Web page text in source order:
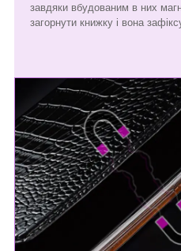
завдяки вбудованим в них
загорнути книжку і вона